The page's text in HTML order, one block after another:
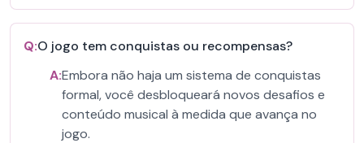
Q:O jogo tem conquistas ou recompensas?
A:Embora não haja um sistema de conquistas
formal, você desbloqueará novos desafios e
conteúdo musical à medida que avança no
jogo.